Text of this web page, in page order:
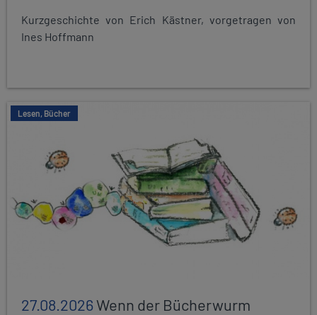
Kurzgeschichte von Erich Kästner, vorgetragen von
Ines Hoffmann
Lesen, Bücher
27.08.2026Wenn der Bücherwurm